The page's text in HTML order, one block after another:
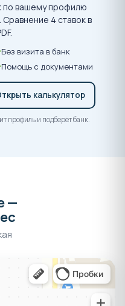
вашему профилю
4 ставок в
Без визита в банк
Помощь с документами
калькулятор
профиль и подберёт банк.
—